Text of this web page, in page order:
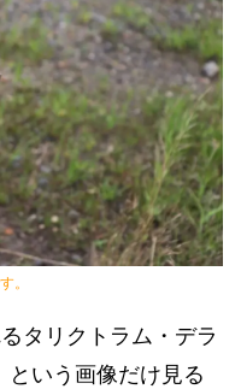
。
タリクトラム・デラ
という画像だけ見る